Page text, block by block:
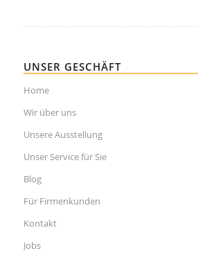
UNSER GESCHÄFT
Home
Wir über uns
Unsere Ausstellung
Unser Service für Sie
Blog
Für Firmenkunden
Kontakt
Jobs